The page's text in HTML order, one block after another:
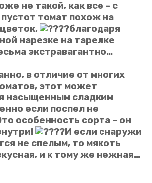
не такой, как все – с
томат похож на
благодаря
нарезке на тарелке
экстравагантно…
в отличие от многих
этот может
насыщенным сладким
если поспел не
особенность сорта – он
И если снаружи
не спелым, то мякоть
и к тому же нежная…